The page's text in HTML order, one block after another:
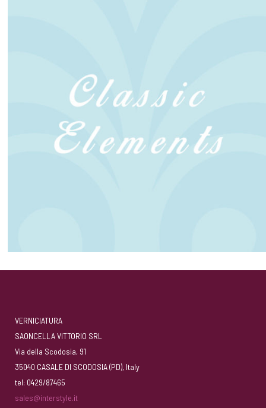
VERNICIATURA
SAONCELLA VITTORIO SRL
Via della Scodosia, 91
35040 CASALE DI SCODOSIA (PD), Italy
tel: 0429/87465
sales@interstyle.it